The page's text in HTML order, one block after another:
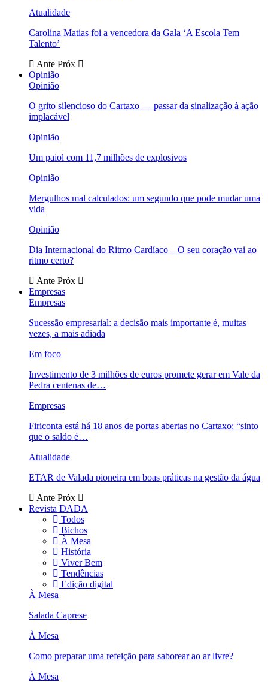
Atualidade
Carolina Matias foi a vencedora da Gala ‘A Escola Tem
Talento’
Ante Próx
Opinião
Opinião
O grito silencioso do Cartaxo — passar da sinalização à ação
implacável
Opinião
Um paiol com 11,7 milhões de explosivos
Opinião
Mergulhos mal calculados: um segundo que pode mudar uma
vida
Opinião
Dia Internacional do Ritmo Cardíaco – O seu coração vai ao
ritmo certo?
Ante Próx
Empresas
Empresas
Sucessão empresarial: a decisão mais importante é, muitas
vezes, a mais adiada
Em foco
Investimento de 3 milhões de euros promete gerar em Vale da
Pedra centenas de…
Empresas
Firiconta está há 18 anos de portas abertas no Cartaxo: “sinto
que o saldo é…
Atualidade
ETAR de Valada pioneira em boas práticas na gestão da água
Ante Próx
Revista DADA
Todos
Bichos
À Mesa
História
Viver Bem
Tendências
Edição digital
À Mesa
Salada Caprese
À Mesa
Como preparar uma refeição para saborear ao ar livre?
À Mesa